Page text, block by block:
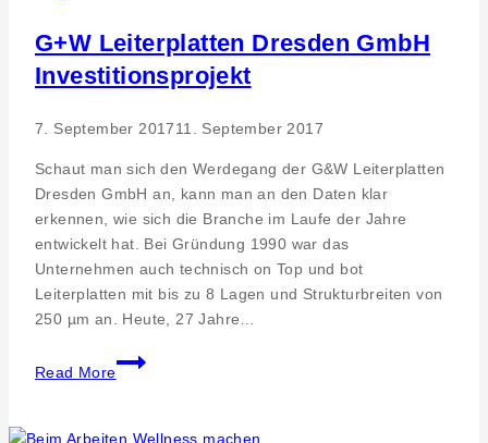
G+W Leiterplatten Dresden GmbH
Investitionsprojekt
7. September 201711. September 2017
Schaut man sich den Werdegang der G&W Leiterplatten
Dresden GmbH an, kann man an den Daten klar
erkennen, wie sich die Branche im Laufe der Jahre
entwickelt hat. Bei Gründung 1990 war das
Unternehmen auch technisch on Top und bot
Leiterplatten mit bis zu 8 Lagen und Strukturbreiten von
250 µm an. Heute, 27 Jahre…
Read More
G+W
Leiterplatten
GmbH